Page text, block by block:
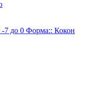
-7 до 0 Форма:: Кокон